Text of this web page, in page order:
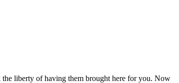
liberty of having them brought here for you. Now